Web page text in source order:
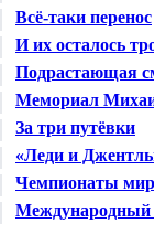
Всё-таки перенос
И их осталось
Подрастающая
Мемориал
За три путёвки
«Леди и
Чемпионаты
Международный